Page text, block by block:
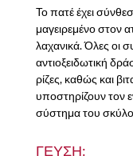
Το πατέ έχει
μαγειρεμένο στον
λαχανικά. Όλες οι
αντιοξειδωτική
ρίζες, καθώς και
υποστηρίζουν τον
σύστημα του
ΓΕΥΣΗ: